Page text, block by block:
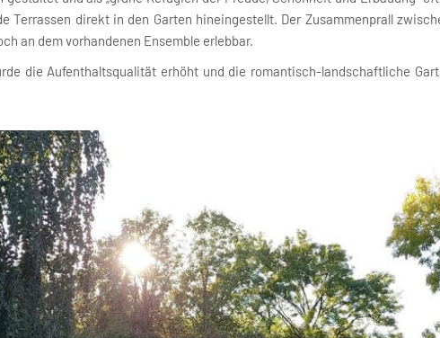
Terrassen direkt in den Garten hineingestellt. Der Zusammenprall
an dem vorhandenen Ensemble erlebbar.
die Aufenthaltsqualität erhöht und die romantisch-landschaftliche